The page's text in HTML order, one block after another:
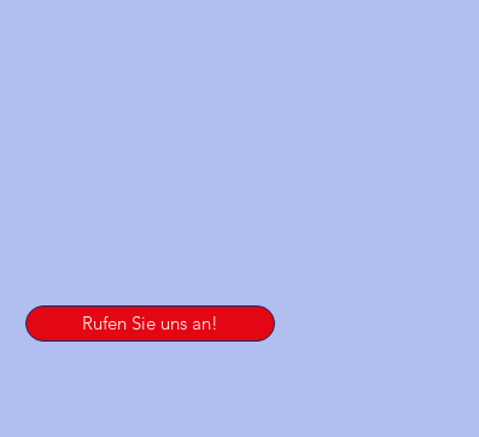
Rufen Sie uns an!